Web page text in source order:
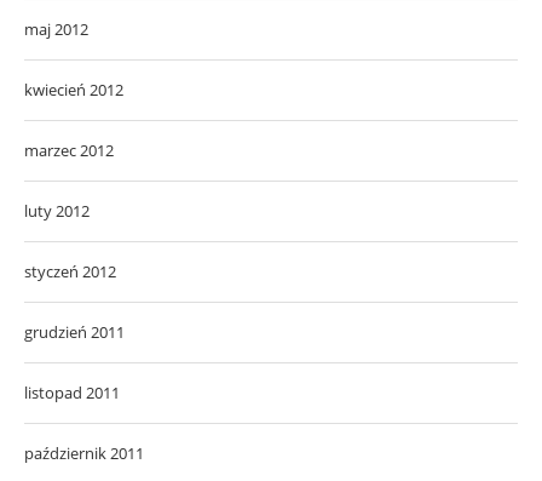
maj 2012
kwiecień 2012
marzec 2012
luty 2012
styczeń 2012
grudzień 2011
listopad 2011
październik 2011